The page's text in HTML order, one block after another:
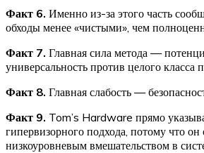
Факт 6. Именно из-за этого часть
обходы менее «чистыми», чем
Факт 7. Главная сила метода —
универсальность против целого класса
Факт 8. Главная слабость —
Факт 9. Tom’s Hardware прямо
гипервизорного подхода, потому что он
низкоуровневым вмешательством в